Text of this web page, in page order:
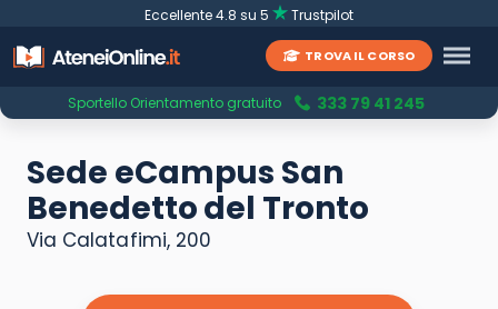
Eccellente 4.8 su 5 Trustpilot
TROVA IL CORSO
Sportello Orientamento gratuito 333 79 41 245
Sede eCampus San
Benedetto del Tronto
Via Calatafimi, 200